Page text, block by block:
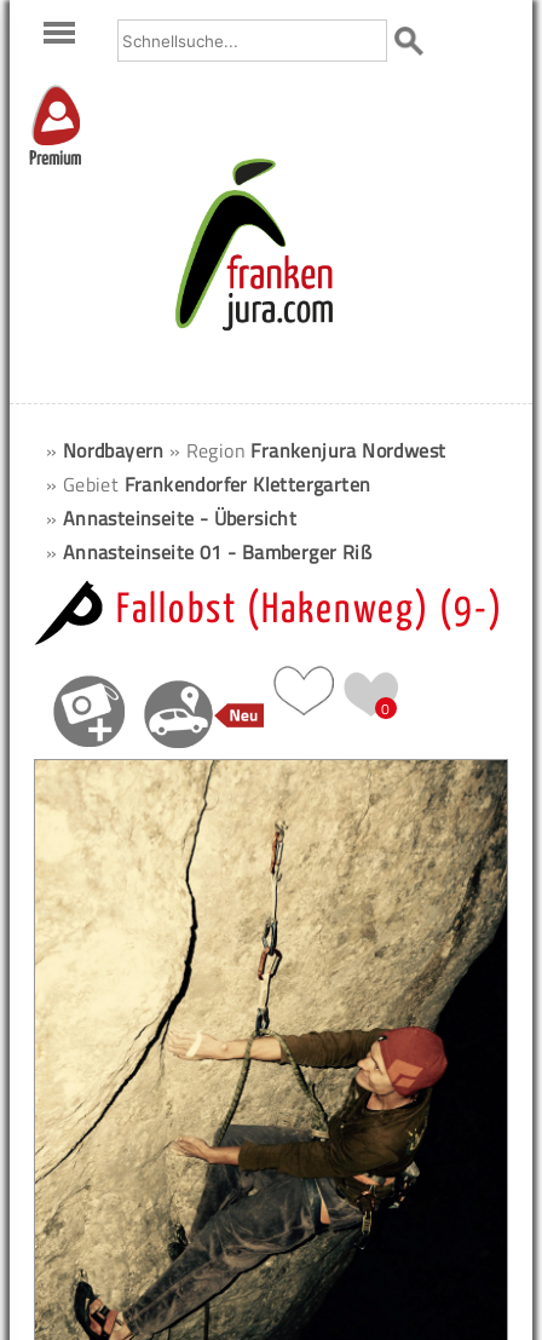
Premium
» Nordbayern » Region Frankenjura Nordwest
» Gebiet Frankendorfer Klettergarten
» Annasteinseite - Übersicht
» Annasteinseite 01 - Bamberger Riß
Fallobst (Hakenweg) (9-)
0